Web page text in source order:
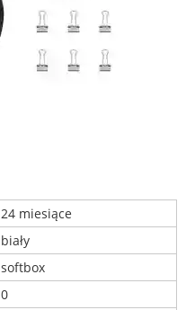
24 miesiące
biały
softbox
0